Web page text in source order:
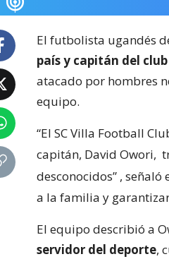
El futbolista ugandés
país y capitán del club
atacado por hombres
equipo.
“El SC Villa Football
capitán, David Owori,
desconocidos” , señaló
a la familia y
El equipo describió a
servidor del deporte,